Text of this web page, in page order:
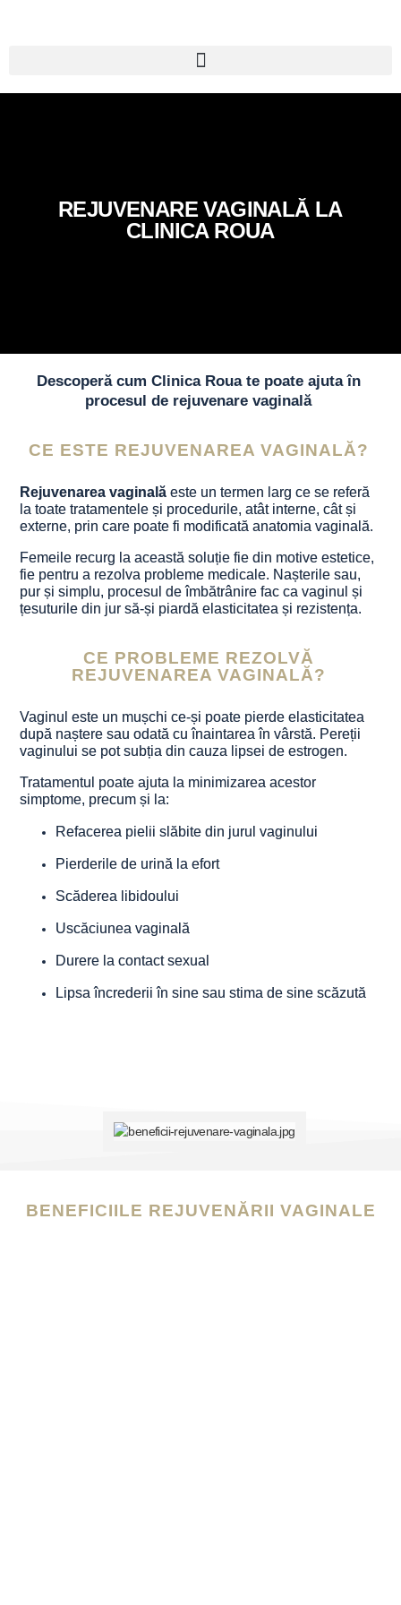
REJUVENARE VAGINALĂ LA
CLINICA ROUA
Descoperă cum Clinica Roua te poate ajuta în
procesul de rejuvenare vaginală
CE ESTE REJUVENAREA VAGINALĂ?
Rejuvenarea vaginală este un termen larg ce se referă
la toate tratamentele și procedurile, atât interne, cât și
externe, prin care poate fi modificată anatomia vaginală.
Femeile recurg la această soluție fie din motive estetice,
fie pentru a rezolva probleme medicale. Nașterile sau,
pur și simplu, procesul de îmbătrânire fac ca vaginul și
țesuturile din jur să-și piardă elasticitatea și rezistența.
CE PROBLEME REZOLVĂ
REJUVENAREA VAGINALĂ?
Vaginul este un mușchi ce-și poate pierde elasticitatea
după naștere sau odată cu înaintarea în vârstă. Pereții
vaginului se pot subția din cauza lipsei de estrogen.
Tratamentul poate ajuta la minimizarea acestor
simptome, precum și la:
Refacerea pielii slăbite din jurul vaginului
Pierderile de urină la efort
Scăderea libidoului
Uscăciunea vaginală
Durere la contact sexual
Lipsa încrederii în sine sau stima de sine scăzută
BENEFICIILE REJUVENĂRII VAGINALE